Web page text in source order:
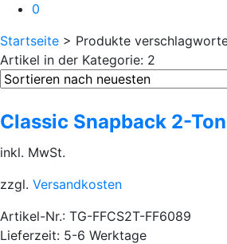
0
Startseite > Produkte
Artikel in der Kategorie: 2
Classic Snapback 2-
inkl. MwSt.
zzgl. Versandkosten
Artikel-Nr.: TG-FFCS2T-FF6089
Lieferzeit: 5-6 Werktage